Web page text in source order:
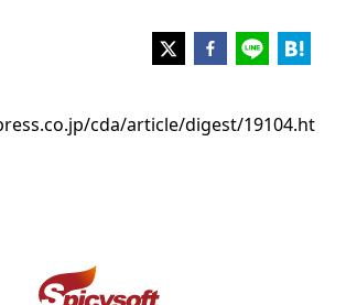
cda/article/digest/19104.ht